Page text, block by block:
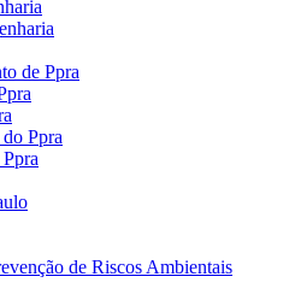
de Ppra
Ppra
de Riscos Ambientais